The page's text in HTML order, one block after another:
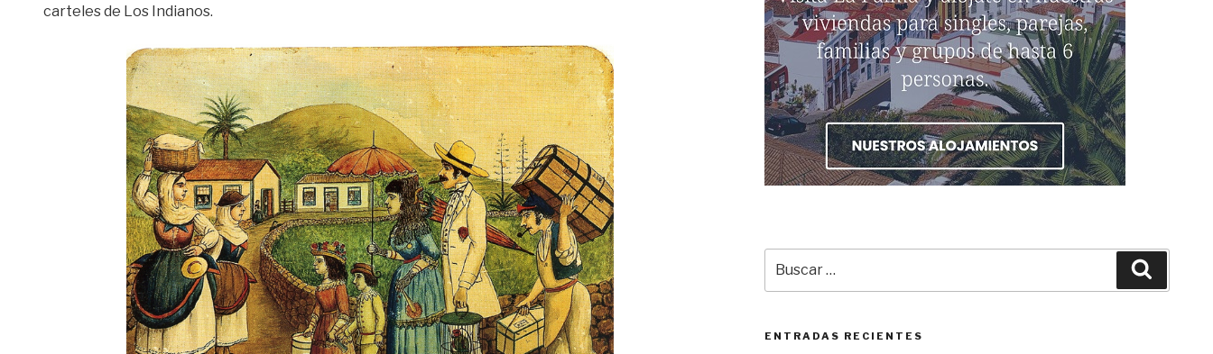
carteles de Los Indianos.
por:
ENTRADAS RECIENTES